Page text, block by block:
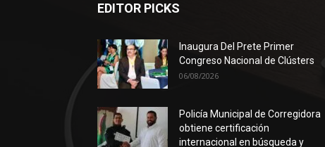
EDITOR PICKS
Inaugura Del Prete Primer
Congreso Nacional de Clústers
06/08/2026
Policía Municipal de Corregidora
obtiene certificación
internacional en búsqueda y